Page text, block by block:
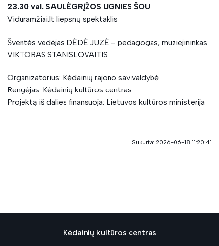
23.30 val. SAULĖGRĮŽOS UGNIES ŠOU
Viduramžiai.lt liepsnų spektaklis
Šventės vedėjas DĖDĖ JUZĖ – pedagogas, muziejininkas
VIKTORAS STANISLOVAITIS
Organizatorius: Kėdainių rajono savivaldybė
Rengėjas: Kėdainių kultūros centras
Projektą iš dalies finansuoja: Lietuvos kultūros ministerija
Sukurta: 2026-06-18 11:20:41
Kėdainių kultūros centras